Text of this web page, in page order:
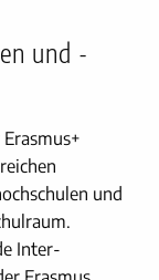
und -
und
Inter-